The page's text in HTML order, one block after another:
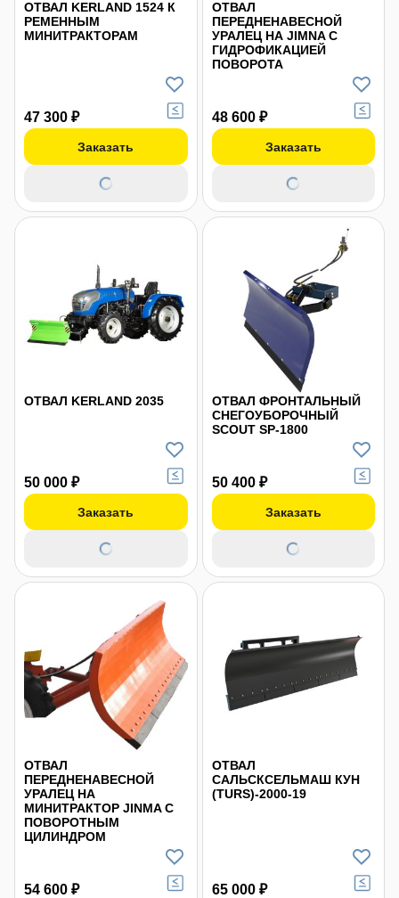
ОТВАЛ KERLAND 1524 К
РЕМЕННЫМ
МИНИТРАКТОРАМ
47 300 ₽
Заказать
ОТВАЛ
ПЕРЕДНЕНАВЕСНОЙ
УРАЛЕЦ НА JIMNA С
ГИДРОФИКАЦИЕЙ
ПОВОРОТА
48 600 ₽
Заказать
ОТВАЛ KERLAND 2035
50 000 ₽
Заказать
ОТВАЛ ФРОНТАЛЬНЫЙ
СНЕГОУБОРОЧНЫЙ
SCOUT SP-1800
50 400 ₽
Заказать
ОТВАЛ
ПЕРЕДНЕНАВЕСНОЙ
УРАЛЕЦ НА
МИНИТРАКТОР JINMA С
ПОВОРОТНЫМ
ЦИЛИНДРОМ
54 600 ₽
ОТВАЛ
САЛЬСКСЕЛЬМАШ КУН
(TURS)-2000-19
65 000 ₽